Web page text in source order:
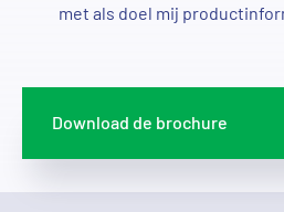
met als doel mij
Download de brochure